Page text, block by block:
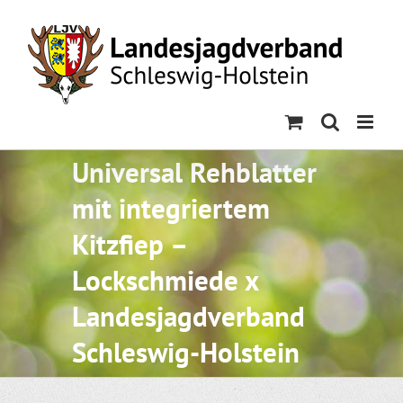
content
Universal Rehblatter
mit integriertem
Kitzfiep –
Lockschmiede x
Landesjagdverband
Schleswig-Holstein